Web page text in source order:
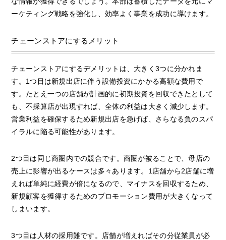
ーケティング戦略を強化し、効率よく事業を成功に導けます。
チェーンストアにするメリット
チェーンストアにするデメリットは、大きく3つに分かれま
す。1つ目は新規出店に伴う設備投資にかかる高額な費用で
す。たとえ一つの店舗が計画的に初期投資を回収できたとして
も、不採算店が出現すれば、全体の利益は大きく減少します。
営業利益を確保するため新規出店を急げば、さらなる負のスパ
イラルに陥る可能性があります。
2つ目は同じ商圏内での競合です。商圏が被ることで、母店の
売上に影響が出るケースは多々あります。1店舗から2店舗に増
えれば単純に経費が倍になるので、マイナスを回収するため、
新規顧客を獲得するためのプロモーション費用が大きくなって
しまいます。
3つ目は人材の採用難です。店舗が増えればその分従業員が必